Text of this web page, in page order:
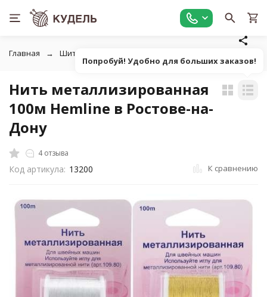
Главная Шитье
Нить металлизированная
100м Hemline в Ростове-на-
Дону
4 отзыва
Код артикула: 13200 К сравнению
Попробуй! Удобно для больших заказов!